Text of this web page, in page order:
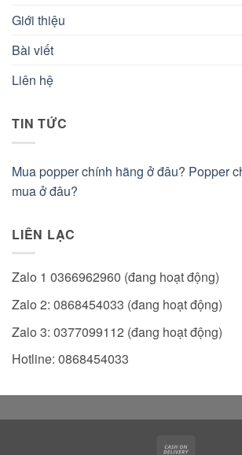
Giới thiệu
Bài viết
Liên hệ
TIN TỨC
Mua popper chính hãng ở đâu? Popper
mua ở đâu?
LIÊN LẠC
Zalo 1 0366962960 (đang hoạt động)
Zalo 2: 0868454033 (đang hoạt động)
Zalo 3: 0377099112 (đang hoạt động)
Hotline: 0868454033